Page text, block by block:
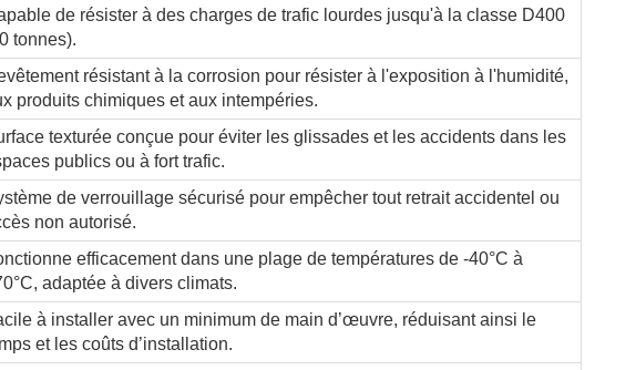
de résister à des charges de trafic lourdes jusqu'à la classe D400
tonnes).
résistant à la corrosion pour résister à l'exposition à l'humidité,
produits chimiques et aux intempéries.
texturée conçue pour éviter les glissades et les accidents dans les
publics ou à fort trafic.
de verrouillage sécurisé pour empêcher tout retrait accidentel ou
non autorisé.
efficacement dans une plage de températures de -40°C à
adaptée à divers climats.
à installer avec un minimum de main d’œuvre, réduisant ainsi le
et les coûts d’installation.